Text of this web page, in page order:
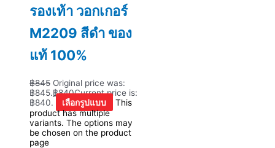
รองเท้า วอกเกอร์
M2209 สีดำ ของ
แท้ 100%
฿845 Original price was:
฿845.฿840Current price is:
฿840.
เลือกรูปแบบ
This
product has multiple
variants. The options may
be chosen on the product
page